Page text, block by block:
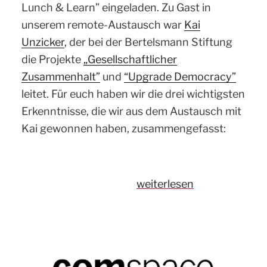
Lunch & Learn” eingeladen. Zu Gast in
unserem remote-Austausch war Kai
Unzicker, der bei der Bertelsmann Stiftung
die Projekte „Gesellschaftlicher
Zusammenhalt” und “Upgrade Democracy”
leitet. Für euch haben wir die drei wichtigsten
Erkenntnisse, die wir aus dem Austausch mit
Kai gewonnen haben, zusammengefasst:
„Corporate
weiterlesen